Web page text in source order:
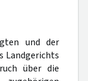
und der
Landgerichts
über die